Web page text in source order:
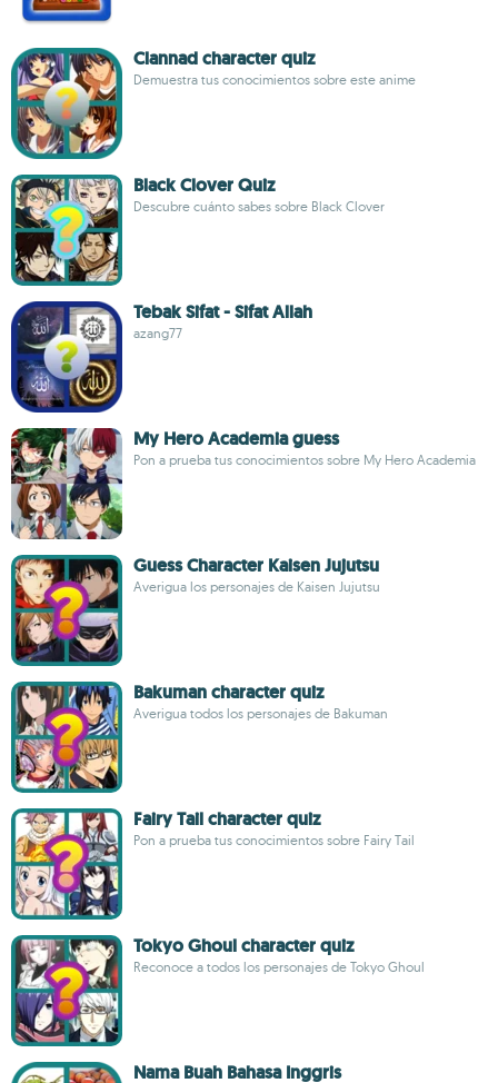
Clannad character quiz
Demuestra tus conocimientos sobre este anime
Black Clover Quiz
Descubre cuánto sabes sobre Black Clover
Tebak Sifat - Sifat Allah
azang77
My Hero Academia guess
Pon a prueba tus conocimientos sobre My Hero Academia
Guess Character Kaisen Jujutsu
Averigua los personajes de Kaisen Jujutsu
Bakuman character quiz
Averigua todos los personajes de Bakuman
Fairy Tail character quiz
Pon a prueba tus conocimientos sobre Fairy Tail
Tokyo Ghoul character quiz
Reconoce a todos los personajes de Tokyo Ghoul
Nama Buah Bahasa Inggris